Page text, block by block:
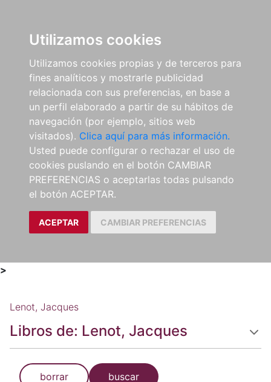
Utilizamos cookies
Utilizamos cookies propias y de terceros para
fines analíticos y mostrarle publicidad
relacionada con sus preferencias, en base a
un perfil elaborado a partir de su hábitos de
navegación (por ejemplo, sitios web
visitados). Clica aquí para más información.
Usted puede configurar o rechazar el uso de
cookies puslando en el botón CAMBIAR
PREFERENCIAS o aceptarlas todas pulsando
el botón ACEPTAR.
ACEPTAR CAMBIAR PREFERENCIAS
>
Lenot, Jacques
Libros de: Lenot, Jacques
borrar buscar